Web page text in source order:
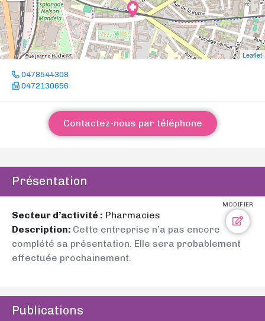
Leaflet
0478544308
0472130656
Contactez-nous par téléphone
Présentation
MODIFIER
Secteur d’activité : Pharmacies
Description: Cette entreprise n’a pas encore
complété sa présentation. Elle sera probablement
effectuée prochainement.
Publications